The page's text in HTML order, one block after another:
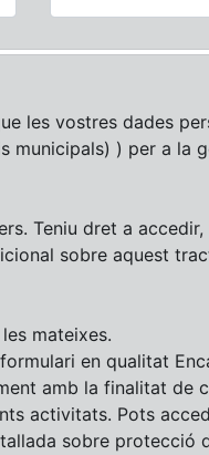
les vostres dades
municipals) ) per a
Teniu dret a
sobre aquest
mateixes.
en qualitat
amb la finalitat
activitats. Pots
sobre protecció